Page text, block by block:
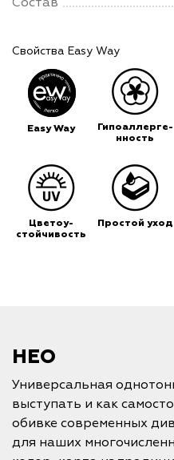
Свойства Easy Way
Easy Way
Гипоаллерге-
нность
Цветоу-
стойчивость
Простой уход
НЕО
Универсальная
выступать и как
обивке современных
для наших